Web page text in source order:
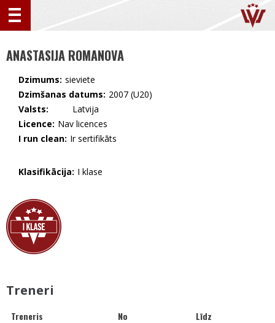
ANASTASIJA ROMANOVA
Dzimums: sieviete
Dzimšanas datums: 2007 (U20)
Valsts:
🇱🇻 Latvija
Licence: Nav licences
I run clean: Ir sertifikāts
Klasifikācija: I klase
Treneri
Treneris No Līdz